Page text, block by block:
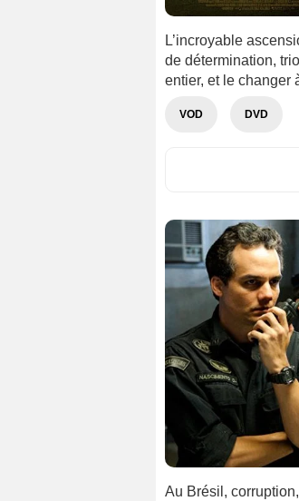
L’incroyable
de détermination,
entier, et le changer
VOD DVD
Au Brésil,